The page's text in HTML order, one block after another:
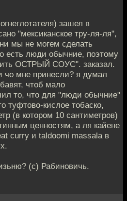
зашел в
"мексиканское тру-ля-ля",
мы не могем сделать
есть люди обычние, поэтому
ОСТРЫЙ СОУС". заказал.
чо мне принесли? я думал
чтоб мало
то, что для "люди обычние"
туфтово-кислое тобаско,
(в котором 10 сантиметров)
ценностям, а ля кайене
curry и taldoomi massala в
(с) Рабиновичь.